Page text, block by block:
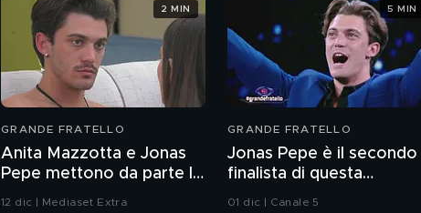
GRANDE FRATELLO
Anita Mazzotta e Jonas
Pepe mettono da parte le
incomprensioni
12 dic | Mediaset Extra
2 MIN
GRANDE FRATELLO
Jonas Pepe è il secondo
finalista di questa
edizione
01 dic | Canale 5
5 MIN